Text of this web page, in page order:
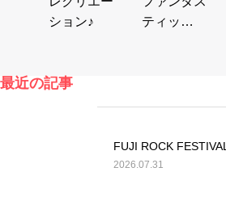
ション♪
ティッ
最近の記事
FUJI ROCK FESTIVAL
2026.07.31